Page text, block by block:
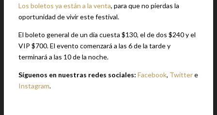
Los boletos ya están a la venta, para que no pierdas la
oportunidad de vivir este festival.
El boleto general de un día cuesta $130, el de dos $240 y el
VIP $700. El evento comenzará a las 6 de la tarde y
terminará a las 10 de la noche.
Síguenos en nuestras redes sociales: Facebook, Twittere
Instagram.